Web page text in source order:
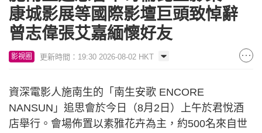
康城影展等國際影壇巨頭致悼辭
曾志偉張艾嘉緬懷好友
影視圈 更新時間：19:30 2026-08-02 HKT
資深電影人施南生的「南生安歌 ENCORE
NANSUN」追思會於今日（8月2日）上午於君悅酒
店舉行。會場佈置以素雅花卉為主，約500名來自世